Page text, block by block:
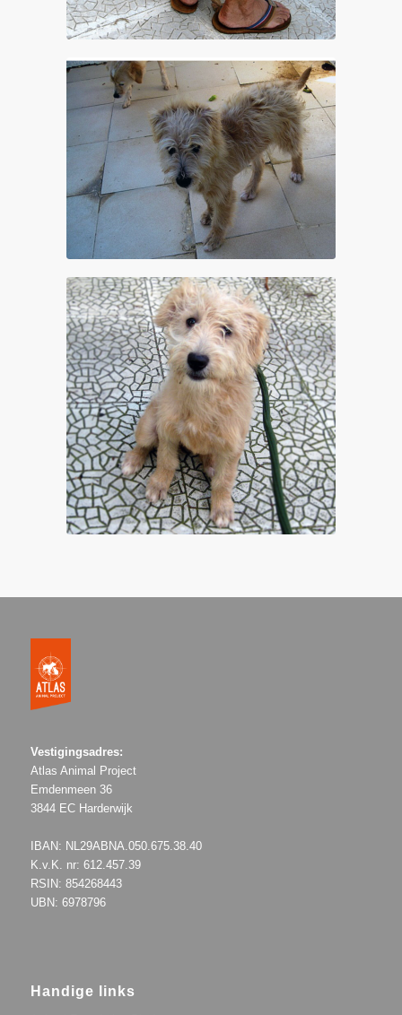
Vestigingsadres:
Atlas Animal Project
Emdenmeen 36
3844 EC Harderwijk
IBAN: NL29ABNA.050.675.38.40
K.v.K. nr: 612.457.39
RSIN: 854268443
UBN: 6978796
Handige links